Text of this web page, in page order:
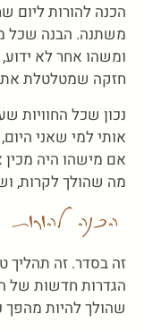
הכנה להורות ליום
משתנה. הבנה שכל
ומשהו אחר לא
חזקה שמטלטלת את
נכון שכל החוויות
אותי למי שאני
אם מישהו היה מכין
מה שהולך לקרות,
הכנה
זה בסדר. זה תהליך
הגדרות חדשות של
שהולך להיות מהפך